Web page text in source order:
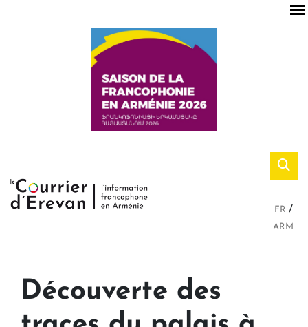
FR
ARM
Découverte des